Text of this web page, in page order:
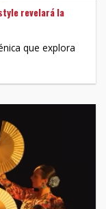
revelará la
que explora